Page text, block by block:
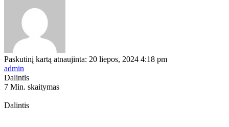
Paskutinį kartą atnaujinta: 20 liepos, 2024 4:18 pm
admin
Dalintis
7 Min. skaitymas
Dalintis